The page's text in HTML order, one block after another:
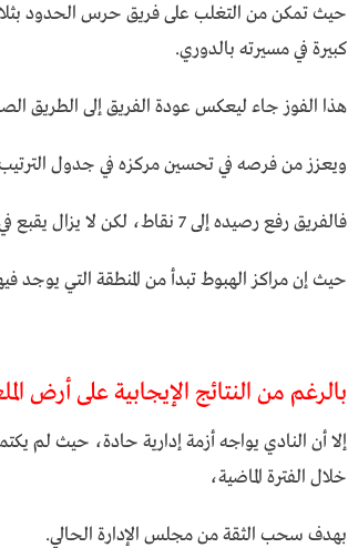
حيث تمكن من التغلب على فريق حرس الحدود
كبيرة في مسيرته بالدوري.
هذا الفوز جاء ليعكس عودة الفريق إلى الطريق
ويعزز من فرصه في تحسين مركزه في جدول
فالفريق رفع رصيده إلى 7 نقاط، لكن لا يزال يقبع في المركز 19، وهو مركز يُهدد استمراره في الدوري،
حيث إن مراكز الهبوط تبدأ من المنطقة التي يوجد
بالرغم من النتائج الإيجابية على أرض
إلا أن النادي يواجه أزمة إدارية حادة، حيث لم
خلال الفترة الماضية،
بهدف سحب الثقة من مجلس الإدارة الحالي.